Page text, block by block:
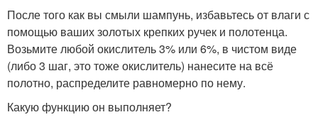
После того как вы смыли шампунь, избавьтесь от влаги с
помощью ваших золотых крепких ручек и полотенца.
Возьмите любой окислитель 3% или 6%, в чистом виде
(либо 3 шаг, это тоже окислитель) нанесите на всё
полотно, распределите равномерно по нему.
Какую функцию он выполняет?